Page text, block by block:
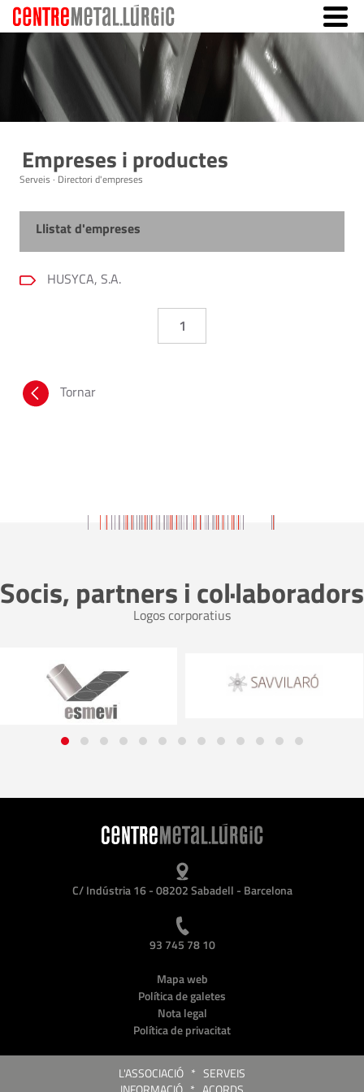
Empreses i productes
Serveis · Directori d'empreses
Llistat d'empreses
HUSYCA, S.A.
1
Tornar
Socis, partners i col·laboradors
Logos corporatius
C/ Indústria 16 - 08202 Sabadell - Barcelona
93 745 78 10
Mapa web
Política de galetes
Nota legal
Política de privacitat
L'ASSOCIACIÓ * SERVEIS